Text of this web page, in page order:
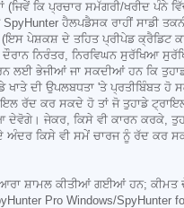
(ਜਿਵੇਂ ਕਿ ਪ੍ਰਚਾਰ ਸਮੱਗਰੀ/ਖਰੀਦ
ਹੈਲਪਡੈਸਕ ਰਾਹੀਂ ਸਾਡੀ
ਪੇਸ਼ਕਸ਼ ਦੇ ਤਹਿਤ ਪ੍ਰੀਪੇਡ ਕ੍ਰੈਡਿਟ
ਨਿਰੰਤਰ, ਨਿਰਵਿਘਨ ਸੁਰੱਖਿਆ
ਲਈ ਭੇਜੀਆਂ ਜਾ ਸਕਦੀਆਂ ਹਨ ਕਿ
ਖਾਤੇ ਦੀ ਉਪਲਬਧਤਾ 'ਤੇ ਪ੍ਰਤੀਬਿੰਬਤ
ਰੱਦ ਕਰ ਸਕਦੇ ਹੋ ਤਾਂ ਜੋ ਤੁਹਾਡੇ
ਜੇਕਰ, ਕਿਸੇ ਵੀ ਕਾਰਨ ਕਰਕੇ,
ਅੰਦਰ ਕਿਸੇ ਵੀ ਸਮੇਂ ਚਾਰਜ ਨੂੰ ਰੱਦ ਕਰ
ਸ਼ਾਮਲ ਕੀਤੀਆਂ ਗਈਆਂ ਹਨ; ਕੀਮਤ
Pro Windows/SpyHunter